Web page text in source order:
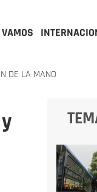
DE LA MANO